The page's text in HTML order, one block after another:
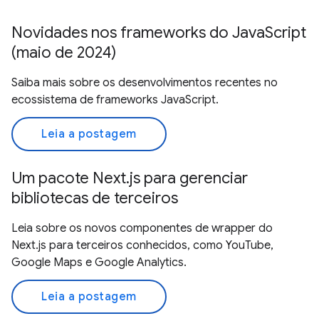
Novidades nos frameworks do JavaScript
(maio de 2024)
Saiba mais sobre os desenvolvimentos recentes no
ecossistema de frameworks JavaScript.
Leia a postagem
Um pacote Next.js para gerenciar
bibliotecas de terceiros
Leia sobre os novos componentes de wrapper do
Next.js para terceiros conhecidos, como YouTube,
Google Maps e Google Analytics.
Leia a postagem